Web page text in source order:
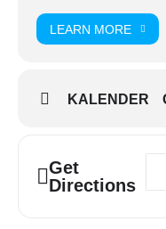
LEARN MORE
KALENDER
Get
Directions